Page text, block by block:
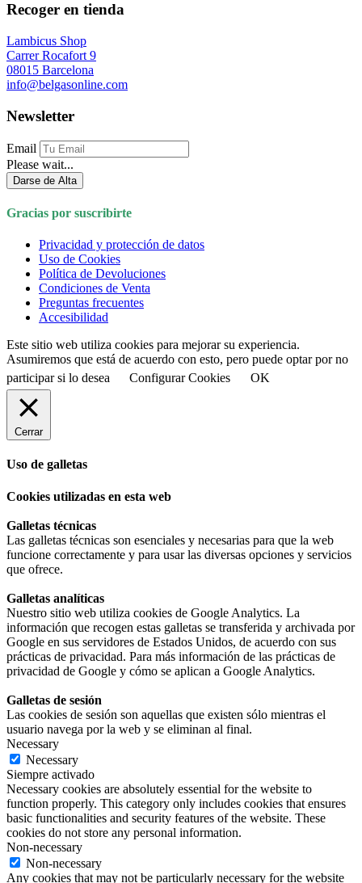
Recoger en tienda
Lambicus Shop
Carrer Rocafort 9
08015 Barcelona
info@belgasonline.com
Newsletter
Email
Please wait...
Darse de Alta
Gracias por suscribirte
Privacidad y protección de datos
Uso de Cookies
Política de Devoluciones
Condiciones de Venta
Preguntas frecuentes
Accesibilidad
Este sitio web utiliza cookies para mejorar su experiencia.
Asumiremos que está de acuerdo con esto, pero puede optar por no
participar si lo desea
Configurar Cookies OK
Cerrar
Uso de galletas
Cookies utilizadas en esta web
Galletas técnicas
Las galletas técnicas son esenciales y necesarias para que la web
funcione correctamente y para usar las diversas opciones y servicios
que ofrece.
Galletas analíticas
Nuestro sitio web utiliza cookies de Google Analytics. La
información que recogen estas galletas se transferida y archivada por
Google en sus servidores de Estados Unidos, de acuerdo con sus
prácticas de privacidad. Para más información de las prácticas de
privacidad de Google y cómo se aplican a Google Analytics.
Galletas de sesión
Las cookies de sesión son aquellas que existen sólo mientras el
usuario navega por la web y se eliminan al final.
Necessary
Necessary
Siempre activado
Necessary cookies are absolutely essential for the website to
function properly. This category only includes cookies that ensures
basic functionalities and security features of the website. These
cookies do not store any personal information.
Non-necessary
Non-necessary
Any cookies that may not be particularly necessary for the website